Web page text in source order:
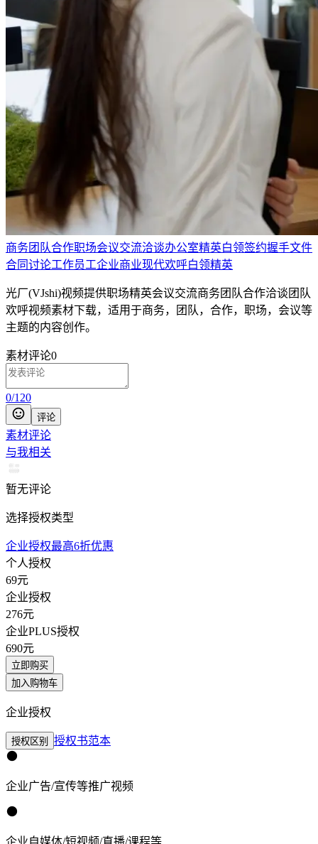
商务团队合作职场会议交流洽谈办公室精英白领签约握手文件
合同讨论工作员工企业商业现代欢呼白领精英
光厂(VJshi)视频提供职场精英会议交流商务团队合作洽谈团队
欢呼视频素材下载，适用于商务，团队，合作，职场，会议等
主题的内容创作。
素材评论0
0/120
评论
素材评论
与我相关
暂无评论
选择授权类型
企业授权最高6折优惠
个人授权
69元
企业授权
276元
企业PLUS授权
690元
立即购买
加入购物车
企业授权
授权区别 授权书范本
企业广告/宣传等推广视频